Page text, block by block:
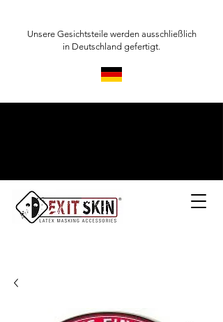
Unsere Gesichtsteile werden ausschließlich
in Deutschland gefertigt.